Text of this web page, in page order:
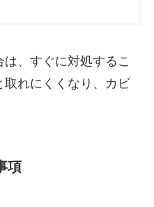
、すぐに対処するこ
取れにくくなり、カビ
項